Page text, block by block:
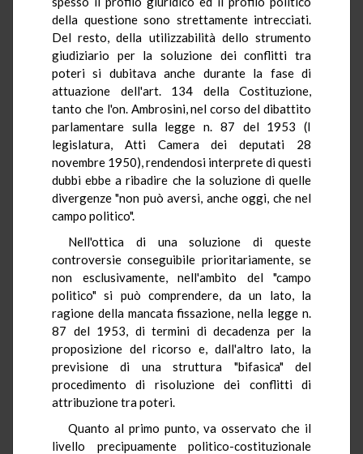
della questione sono strettamente intrecciati.
Del resto, della utilizzabilità dello strumento
giudiziario per la soluzione dei conflitti tra
poteri si dubitava anche durante la fase di
attuazione dell'art. 134 della Costituzione,
tanto che l'on. Ambrosini, nel corso del dibattito
parlamentare sulla legge n. 87 del 1953 (I
legislatura, Atti Camera dei deputati 28
novembre 1950), rendendosi interprete di questi
dubbi ebbe a ribadire che la soluzione di quelle
divergenze "non può aversi, anche oggi, che nel
campo politico".
Nell'ottica di una soluzione di queste
controversie conseguibile prioritariamente, se
non esclusivamente, nell'ambito del "campo
politico" si può comprendere, da un lato, la
ragione della mancata fissazione, nella legge n.
87 del 1953, di termini di decadenza per la
proposizione del ricorso e, dall'altro lato, la
previsione di una struttura "bifasica" del
procedimento di risoluzione dei conflitti di
attribuzione tra poteri.
Quanto al primo punto, va osservato che il
livello precipuamente politico-costituzionale